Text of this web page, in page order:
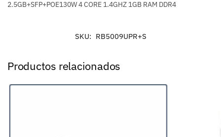
2.5GB+SFP+POE130W 4 CORE 1.4GHZ 1GB RAM DDR4
SKU: RB5009UPR+S
Productos relacionados